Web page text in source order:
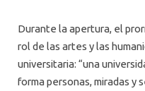
Durante la apertura, el
rol de las artes y las
universitaria: “una
forma personas, miradas y